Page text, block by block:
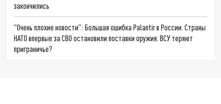
закончились
"Очень плохие новости": Большая ошибка Palantir в России. Страны
НАТО впервые за СВО остановили поставки оружия. ВСУ теряют
приграничье?